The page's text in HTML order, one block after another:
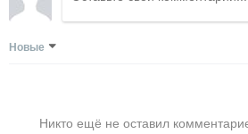
Новые
Никто ещё не оставил